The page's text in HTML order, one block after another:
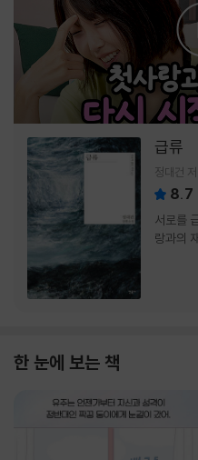
급류
정대건 저
8.7
서로를
랑과의
한 눈에 보는 책